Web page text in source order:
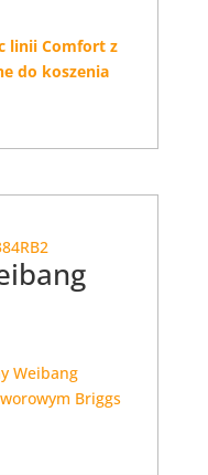
linii Comfort z
do koszenia
Weibang
Briggs